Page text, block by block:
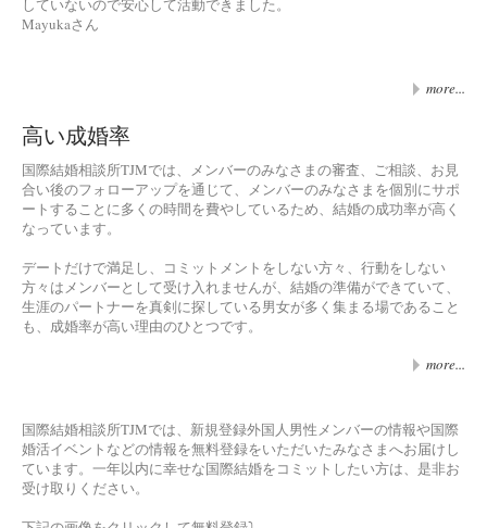
していないので安心して活動できました。
Mayukaさん
more...
高い成婚率
国際結婚相談所TJMでは、メンバーのみなさまの審査、ご相談、お見
合い後のフォローアップを通じて、メンバーのみなさまを個別にサポ
ートすることに多くの時間を費やしているため、結婚の成功率が高く
なっています。
デートだけで満足し、コミットメントをしない方々、行動をしない
方々はメンバーとして受け入れませんが、結婚の準備ができていて、
生涯のパートナーを真剣に探している男女が多く集まる場であること
も、成婚率が高い理由のひとつです。
more...
国際結婚相談所TJMでは、新規登録外国人男性メンバーの情報や国際
婚活イベントなどの情報を無料登録をいただいたみなさまへお届けし
ています。一年以内に幸せな国際結婚をコミットしたい方は、是非お
受け取りください。